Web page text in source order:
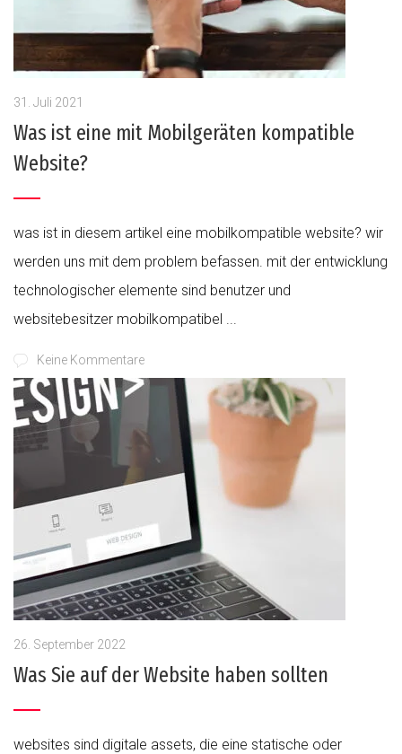
31. Juli 2021
Was ist eine mit Mobilgeräten kompatible
Website?
was ist in diesem artikel eine mobilkompatible website? wir
werden uns mit dem problem befassen. mit der entwicklung
technologischer elemente sind benutzer und
websitebesitzer mobilkompatibel ...
Keine Kommentare
26. September 2022
Was Sie auf der Website haben sollten
websites sind digitale assets, die eine statische oder